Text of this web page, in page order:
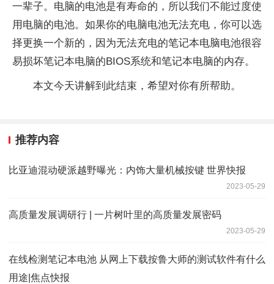
一辈子。电脑的电池是有寿命的，所以我们不能过度使
用电脑的电池。如果你的电脑电池无法充电，你可以选
择更换一个新的，因为无法充电的笔记本电脑电池很容
易损坏笔记本电脑的BIOS系统和笔记本电脑的内存。
本文今天讲解到此结束，希望对你有所帮助。
推荐内容
比亚迪混动硬派越野曝光：内饰大量机械按键 世界快报
2023-05-29
高质量发展调研行 | 一片树叶里的高质量发展密码
2023-05-29
在线检测笔记本电池 从网上下载按鲁大师的测试软件有什么
用途|焦点快报